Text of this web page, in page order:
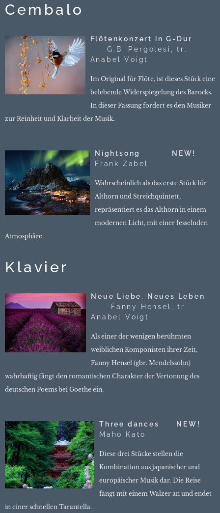
Cembalo
Flötenkonzert in G-Dur
G.B. Pergolesi, tr.
Anabel Voigt
Im Original für Flöte, ist dieses Stück eine
belebende Widerspiegelung des Barocks.
In dieser Fassung fordert es den Musiker
zur Reinheit und Klarheit der Musik.
Nightsong NEW!
Frank Zabel
Wahrscheinlich als das erste Stück für
Althorn und Streichquintett,
repräsentiert es das Althorn in einem
modernen Licht, mit einer fesselnden
Atmosphäre.
Klavier
Neue Liebe, Neues Leben
Fanny Hensel, tr.
Anabel Voigt
Als einer der wenigen berühmten
weiblichen Komponisten ihrer Zeit,
Fanny Hensel (gbr. Mendelssohn)
wahrhaftig fängt den romantischen Charakter der Vertonung des
deutschen Poems bei Goethe ein.
Three dances NEW!
Maho Kato
Diese drei Stücke stellen die
Kombination aus japanischer und
europäischer Musik dar. Die Reise
fängt mit einem Walzer an und endet
in einer schnellen Tarantella.